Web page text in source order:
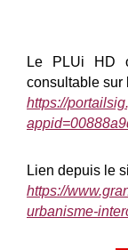
Le PLUi HD
consultable sur
https://
Lien depuis le
https://
urbanisme-